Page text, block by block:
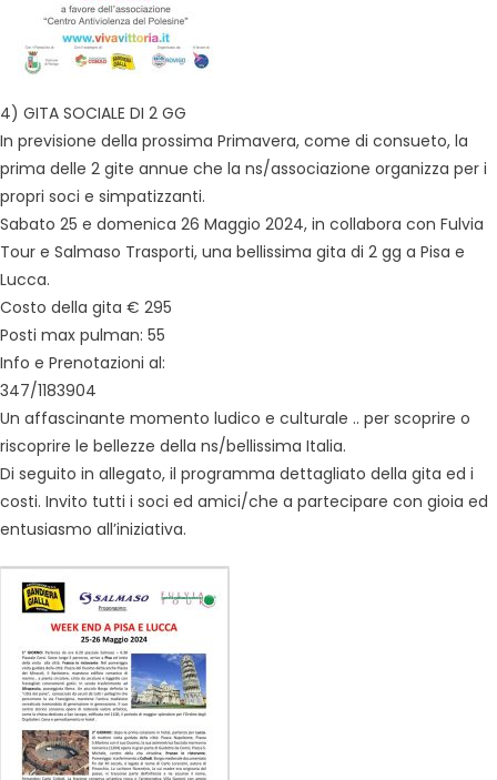
4) GITA SOCIALE DI 2 GG
In previsione della prossima Primavera, come di consueto, la
prima delle 2 gite annue che la ns/associazione organizza per i
propri soci e simpatizzanti.
Sabato 25 e domenica 26 Maggio 2024, in collabora con Fulvia
Tour e Salmaso Trasporti, una bellissima gita di 2 gg a Pisa e
Lucca.
Costo della gita € 295
Posti max pulman: 55
Info e Prenotazioni al:
347/1183904
Un affascinante momento ludico e culturale .. per scoprire o
riscoprire le bellezze della ns/bellissima Italia.
Di seguito in allegato, il programma dettagliato della gita ed i
costi. Invito tutti i soci ed amici/che a partecipare con gioia ed
entusiasmo all’iniziativa.